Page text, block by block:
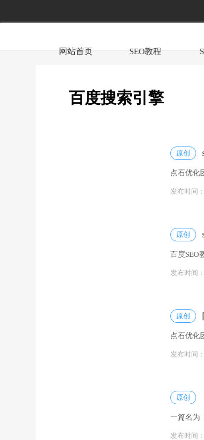
网站首页 SEO教程
百度搜索引擎
原创
点石优化
案。包括
发布时间
原创
百度SEO
随着科技
发布时间
原创
点石优化
案。包括
发布时间
原创
一篇名为
了，seo
发布时间